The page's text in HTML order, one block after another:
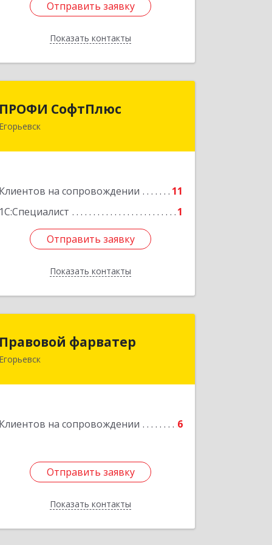
Отправить заявку
Показать контакты
Отправить заявку
Назад
ПРОФИ СофтПлюс
Егорьевск
Клиентов на сопровождении
11
1С:Специалист
1
Отправить заявку
Показать контакты
ПРОФИ СофтПлюс
140301, Московская обл, Егорьевск г,
Подробнее
Отправить заявку
Назад
Правовой фарватер
Егорьевск
Клиентов на сопровождении 6
Отправить заявку
Показать контакты
Правовой фарватер
Отправить заявку
Назад